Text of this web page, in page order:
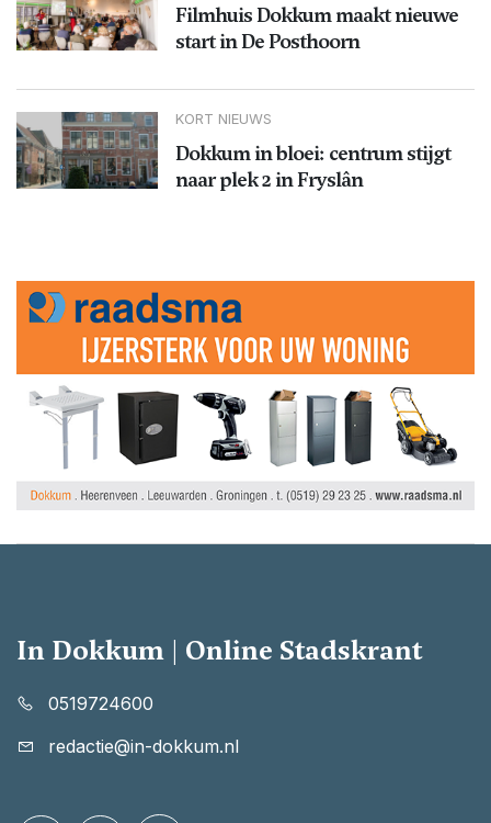
Filmhuis Dokkum maakt nieuwe
start in De Posthoorn
KORT NIEUWS
Dokkum in bloei: centrum stijgt
naar plek 2 in Fryslân
In Dokkum | Online Stadskrant
0519724600
redactie@in-dokkum.nl